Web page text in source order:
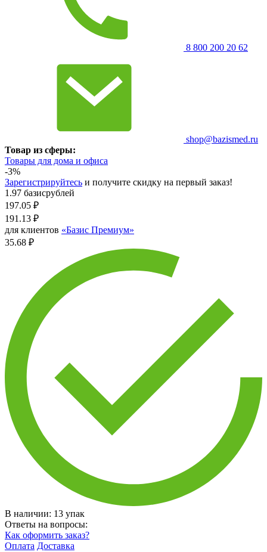
8 800 200 20 62
shop@bazismed.ru
Товар из сферы:
Товары для дома и офиса
-3%
Зарегистрируйтесь и получите скидку на первый заказ!
1.97 базисрублей
197.05 ₽
191.13 ₽
для клиентов «Базис Премиум»
35.68 ₽
В наличии: 13 упак
Ответы на вопросы:
Как оформить заказ?
Оплата Доставка